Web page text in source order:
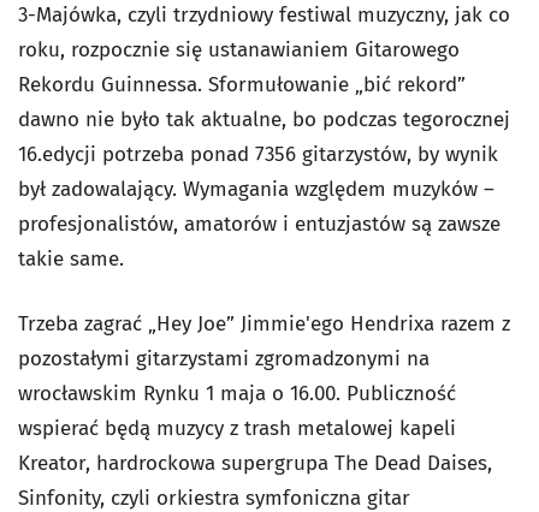
3-Majówka, czyli trzydniowy festiwal muzyczny, jak co
roku, rozpocznie się ustanawianiem Gitarowego
Rekordu Guinnessa. Sformułowanie „bić rekord”
dawno nie było tak aktualne, bo podczas tegorocznej
16.edycji potrzeba ponad 7356 gitarzystów, by wynik
był zadowalający. Wymagania względem muzyków –
profesjonalistów, amatorów i entuzjastów są zawsze
takie same.
Trzeba zagrać „Hey Joe” Jimmie'ego Hendrixa razem z
pozostałymi gitarzystami zgromadzonymi na
wrocławskim Rynku 1 maja o 16.00. Publiczność
wspierać będą muzycy z trash metalowej kapeli
Kreator, hardrockowa supergrupa The Dead Daises,
Sinfonity, czyli orkiestra symfoniczna gitar